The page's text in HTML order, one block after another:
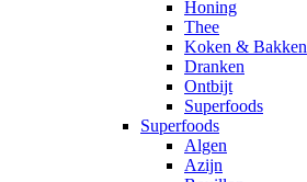
Honing
Thee
Koken & Bakken
Dranken
Ontbijt
Superfoods
Superfoods
Algen
Azijn